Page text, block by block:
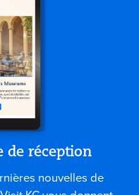
de réception
nouvelles de